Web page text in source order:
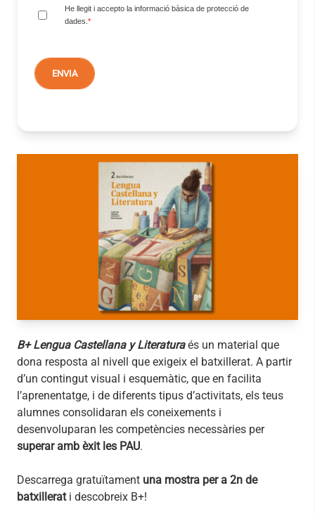
B+ Lengua Castellana y Literaturaés un material que
dona resposta al nivell que exigeix el batxillerat. A partir
d’un contingut visual i esquemàtic, que en facilita
l’aprenentatge, i de diferents tipus d’activitats, els teus
alumnes consolidaran els coneixements i
desenvoluparan les competències necessàries per
superar amb èxit les PAU.
Descarrega gratuïtament una mostra per a 2n de
batxillerati descobreix B+!
He llegit i accepto la informació bàsica de protecció de
dades. *